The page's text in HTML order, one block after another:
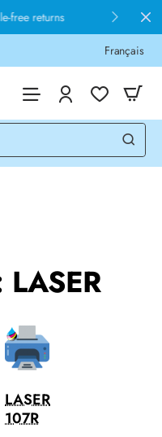
free returns
Français
LASER
107R